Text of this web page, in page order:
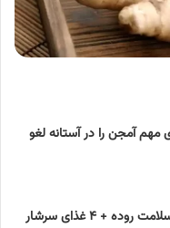
مهم آمجن را در آستانه لغو
رژیم غذایی ژاپنی برای سلامت روده + ۴ غذای سرشار